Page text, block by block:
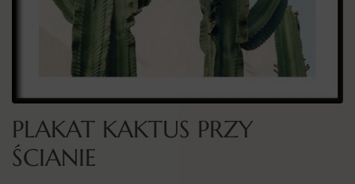
PLAKAT KAKTUS PRZY
ŚCIANIE